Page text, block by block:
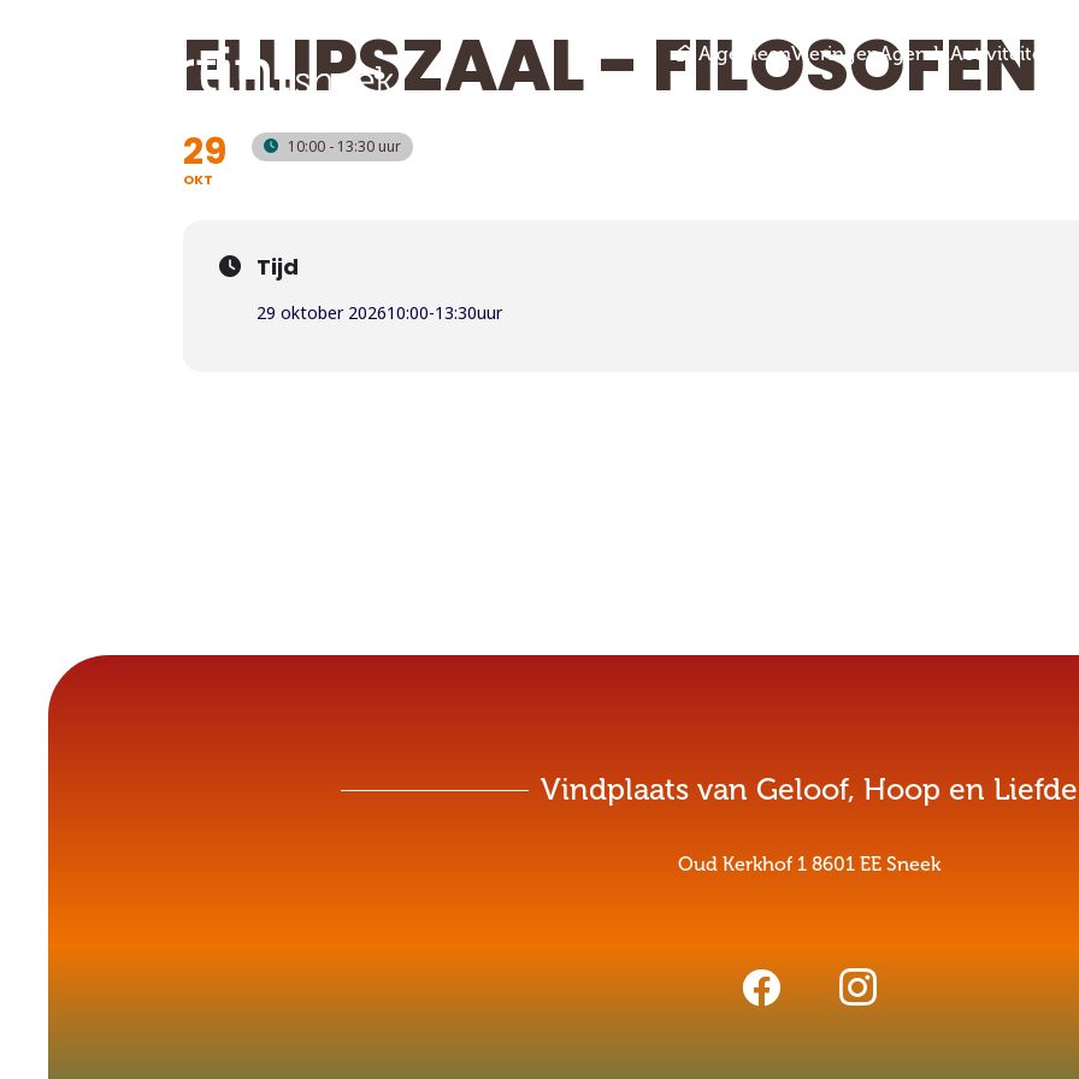
AlgemeenVieringenAgendaActiviteiten
ELLIPSZAAL - FILOSOFEN
29
OKT
10:00 - 13:30
Tijd
29 oktober 202610:00-13:30
Vindplaats van Geloof, Hoop en Liefde
Oud Kerkhof 1 8601 EE Sneek